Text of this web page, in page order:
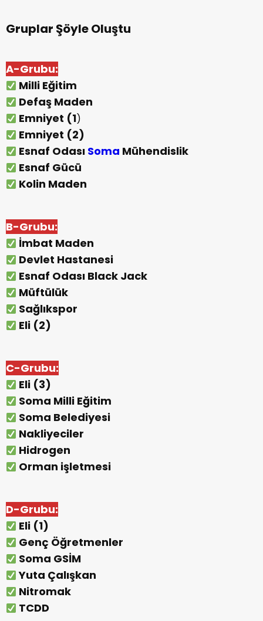
Gruplar Şöyle Oluştu
A-Grubu:
Milli Eğitim
Defaş Maden
Emniyet (1)
Emniyet (2)
Esnaf Odası Soma Mühendislik
Esnaf Gücü
Kolin Maden
B-Grubu:
İmbat Maden
Devlet Hastanesi
Esnaf Odası Black Jack
Müftülük
Sağlıkspor
Eli (2)
C-Grubu:
Eli (3)
Soma Milli Eğitim
Soma Belediyesi
Nakliyeciler
Hidrogen
Orman işletmesi
D-Grubu:
Eli (1)
Genç Öğretmenler
Soma GSİM
Yuta Çalışkan
Nitromak
TCDD